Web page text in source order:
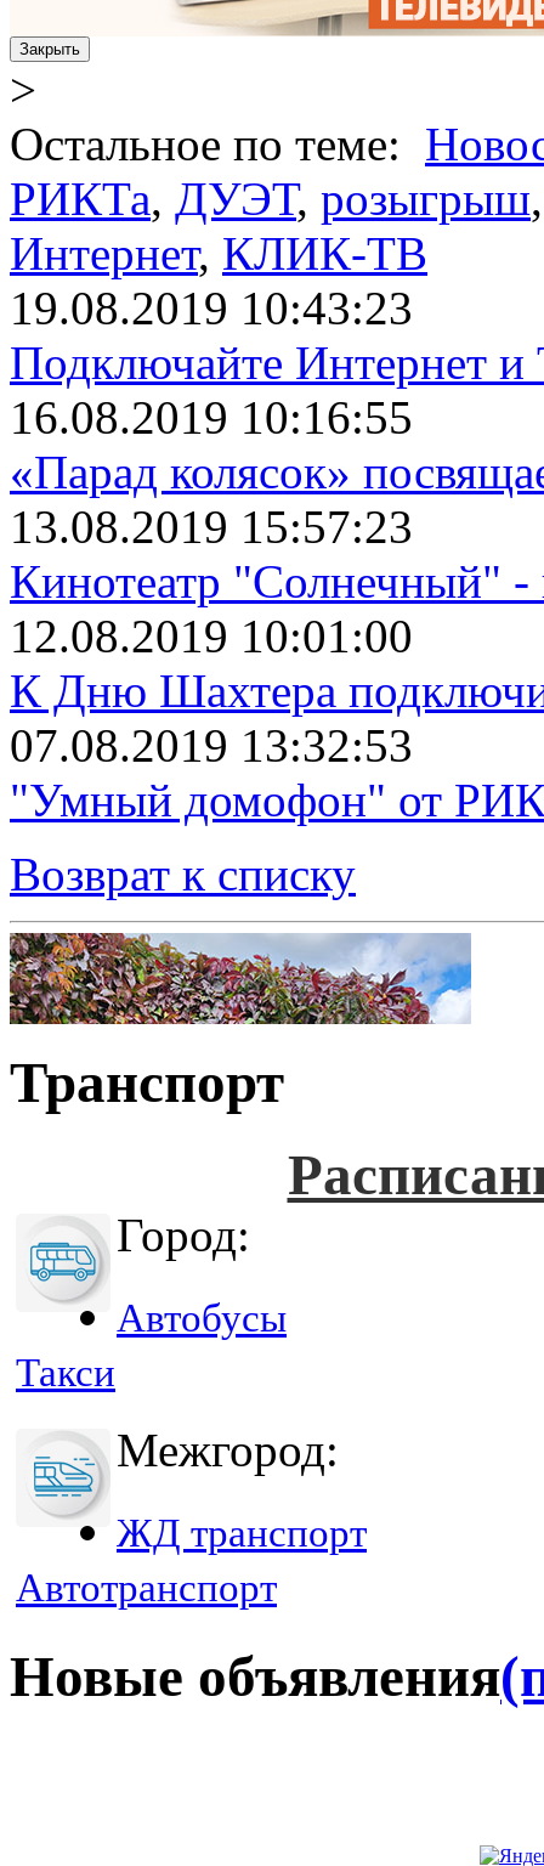
Закрыть
>
Остальное по теме:
РИКТа, ДУЭТ, розыгрыш
Интернет, КЛИК-ТВ
19.08.2019 10:43:23
Подключайте Интернет и
16.08.2019 10:16:55
«Парад колясок»
13.08.2019 15:57:23
Кинотеатр
12.08.2019 10:01:00
К Дню Шахтера
07.08.2019 13:32:53
"Умный домофон" от
Возврат к списку
Транспорт
Город:
Автобусы
Такси
Межгород:
ЖД транспорт
Автотранспорт
Новые объявления